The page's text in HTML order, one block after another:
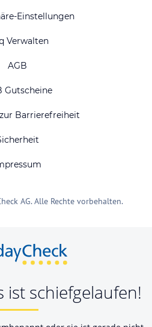
Einstellungen
Verwalten
AGB
Gutscheine
Barrierefreiheit
AG. Alle Rechte vorbehalten.
ist schiefgelaufen!